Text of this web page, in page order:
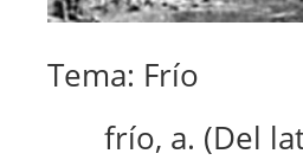
Tema: Frío
frío, a. (Del